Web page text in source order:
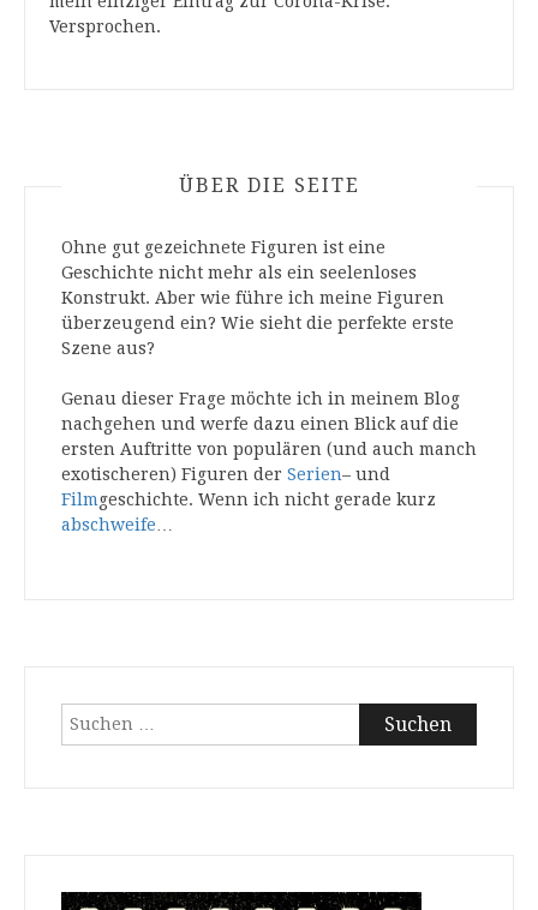
Versprochen.
ÜBER DIE SEITE
Ohne gut gezeichnete Figuren ist eine
Geschichte nicht mehr als ein seelenloses
Konstrukt. Aber wie führe ich meine Figuren
überzeugend ein? Wie sieht die perfekte erste
Szene aus?
Genau dieser Frage möchte ich in meinem Blog
nachgehen und werfe dazu einen Blick auf die
ersten Auftritte von populären (und auch manch
exotischeren) Figuren der Serien– und
Filmgeschichte. Wenn ich nicht gerade kurz
abschweife
Suchen
nach: